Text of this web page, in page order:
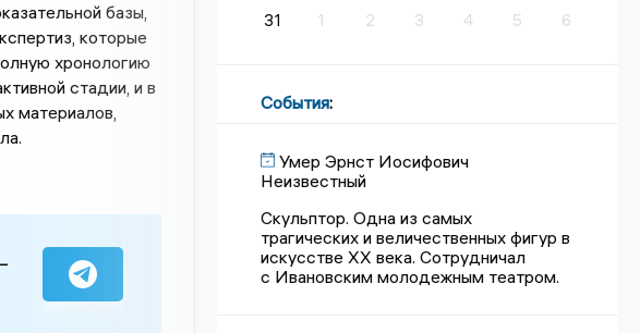
базы,
которые
хронологию
стадии, и в
материалов,
31
1 2 3 4 5 6
События:
Умер Эрнст Иосифович
Неизвестный
Скульптор. Одна из самых
трагических и величественных фигур в
искусстве XX века. Сотрудничал
с Ивановским молодежным театром.